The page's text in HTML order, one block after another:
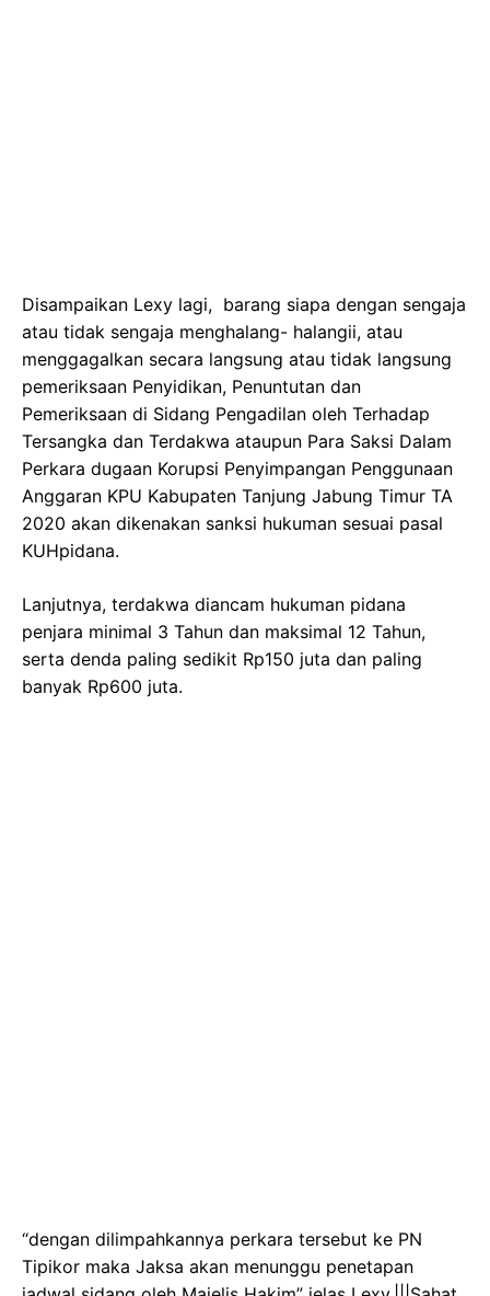
Disampaikan Lexy lagi, barang siapa dengan sengaja
atau tidak sengaja menghalang- halangii, atau
menggagalkan secara langsung atau tidak langsung
pemeriksaan Penyidikan, Penuntutan dan
Pemeriksaan di Sidang Pengadilan oleh Terhadap
Tersangka dan Terdakwa ataupun Para Saksi Dalam
Perkara dugaan Korupsi Penyimpangan Penggunaan
Anggaran KPU Kabupaten Tanjung Jabung Timur TA
2020 akan dikenakan sanksi hukuman sesuai pasal
KUHpidana.
Lanjutnya, terdakwa diancam hukuman pidana
penjara minimal 3 Tahun dan maksimal 12 Tahun,
serta denda paling sedikit Rp150 juta dan paling
banyak Rp600 juta.
“dengan dilimpahkannya perkara tersebut ke PN
Tipikor maka Jaksa akan menunggu penetapan